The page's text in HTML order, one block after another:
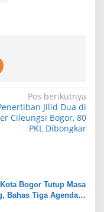
Pos berikutnya
Jilid Dua di
Cileungsi Bogor, 80
PKL Dibongkar
Bogor Tutup Masa
Bahas Tiga Agenda